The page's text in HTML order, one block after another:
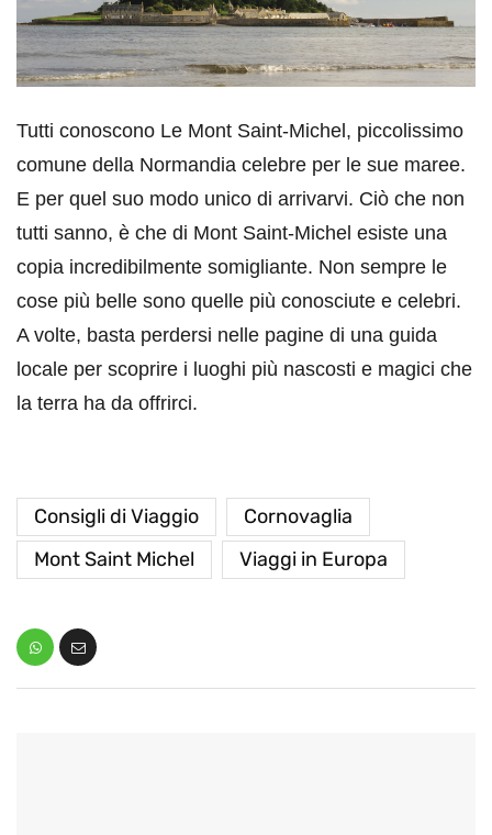
Tutti conoscono Le Mont Saint-Michel, piccolissimo
comune della Normandia celebre per le sue maree.
E per quel suo modo unico di arrivarvi. Ciò che non
tutti sanno, è che di Mont Saint-Michel esiste una
copia incredibilmente somigliante. Non sempre le
cose più belle sono quelle più conosciute e celebri.
A volte, basta perdersi nelle pagine di una guida
locale per scoprire i luoghi più nascosti e magici che
la terra ha da offrirci.
Consigli di Viaggio
Cornovaglia
Mont Saint Michel
Viaggi in Europa